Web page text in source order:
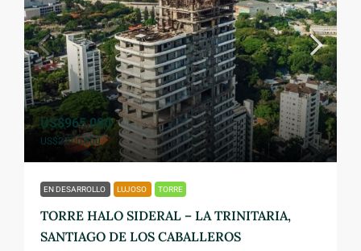
US$965,000
US$2,800,000
EN DESARROLLO LUJOSO TORRE
TORRE HALO SIDERAL – LA TRINITARIA,
SANTIAGO DE LOS CABALLEROS